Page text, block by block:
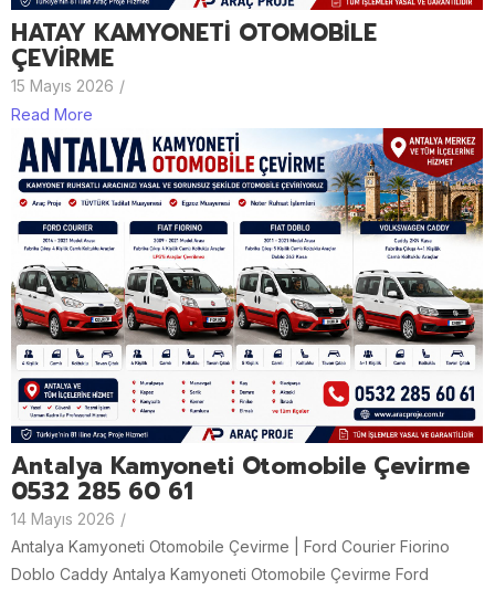
HATAY KAMYONETİ OTOMOBİLE
ÇEVİRME
15 Mayıs 2026 /
Read More
Antalya Kamyoneti Otomobile Çevirme
0532 285 60 61
14 Mayıs 2026 /
Antalya Kamyoneti Otomobile Çevirme | Ford Courier Fiorino
Doblo Caddy Antalya Kamyoneti Otomobile Çevirme Ford